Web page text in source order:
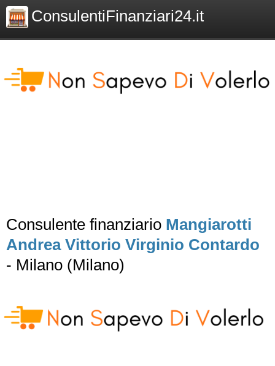
ConsulentiFinanziari24.it
Consulente finanziario Mangiarotti
Andrea Vittorio Virginio Contardo
- Milano (Milano)